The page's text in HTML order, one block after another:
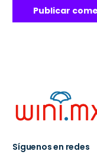
Síguenos en redes